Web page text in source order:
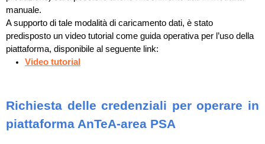
manuale.
A supporto di tale modalità di caricamento dati, è stato
predisposto un video tutorial come guida operativa per l’uso della
piattaforma, disponibile al seguente link:
Video tutorial
Richiesta delle credenziali per operare in
piattaforma AnTeA-area PSA